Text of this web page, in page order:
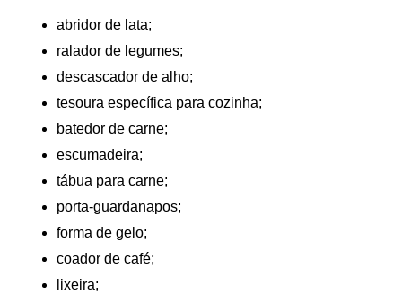
abridor de lata;
ralador de legumes;
descascador de alho;
tesoura específica para cozinha;
batedor de carne;
escumadeira;
tábua para carne;
porta-guardanapos;
forma de gelo;
coador de café;
lixeira;